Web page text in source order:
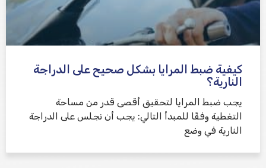
كيفية ضبط المرايا بشكل صحيح على الدراجة
النارية؟
يجب ضبط المرايا لتحقيق أقصى قدر من مساحة
التغطية وفقًا للمبدأ التالي: يجب أن نجلس على الدراجة
النارية في وضع